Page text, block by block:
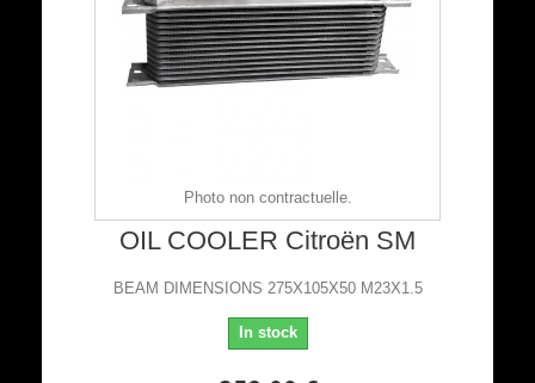
Photo non contractuelle.
OIL COOLER Citroën SM
BEAM DIMENSIONS 275X105X50 M23X1.5
In stock